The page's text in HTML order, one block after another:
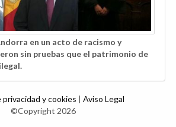
en un acto de racismo y
sin pruebas que el patrimonio de
privacidad y cookies | Aviso Legal
©Copyright 2026